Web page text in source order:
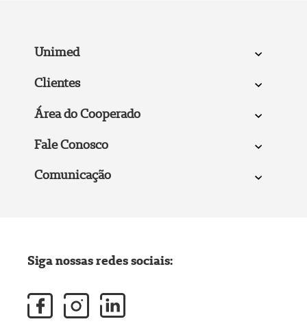
Unimed
Clientes
Área do Cooperado
Fale Conosco
Comunicação
Siga nossas redes sociais: